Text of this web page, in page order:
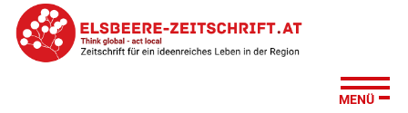
Seitenbereiche:
Zum
Inhalt
Hauptnavigation
Footernavigation
MENÜ